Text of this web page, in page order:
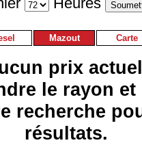
Mazout Carte
prix
le rayon
recherche
résultats.